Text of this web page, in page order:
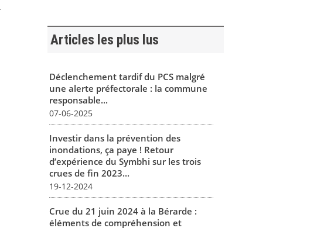
Articles les plus lus
Déclenchement tardif du PCS malgré
une alerte préfectorale : la commune
responsable...
07-06-2025
Investir dans la prévention des
inondations, ça paye ! Retour
d’expérience du Symbhi sur les trois
crues de fin 2023...
19-12-2024
Crue du 21 juin 2024 à la Bérarde :
éléments de compréhension et